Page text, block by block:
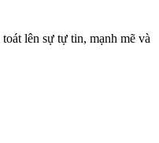
lên sự tự tin, mạnh mẽ và